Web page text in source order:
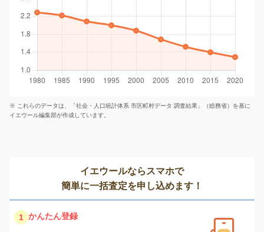
※ これらのデータは、「社会・人口統計体系 市区町村データ 調査結果」（総務省）を基に
イエウール編集部が作成しています。
イエウールならスマホで
簡単に一括査定を申し込めます！
1 かんたん登録